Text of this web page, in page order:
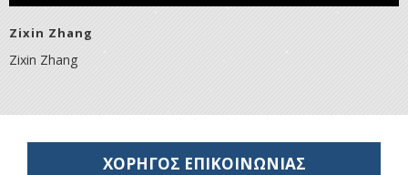
Zixin Zhang
Zixin Zhang
ΧΟΡΗΓΟΣ ΕΠΙΚΟΙΝΩΝΙΑΣ